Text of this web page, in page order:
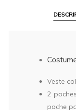
Veste
2
poche